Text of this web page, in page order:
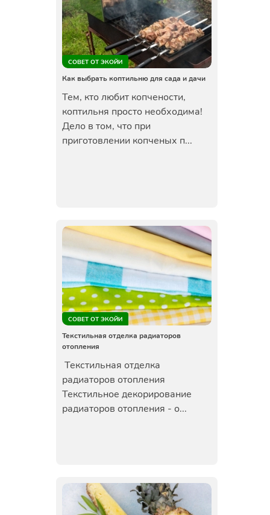
СОВЕТ ОТ ЭКОЙИ
Как выбрать коптильню для сада и дачи
Тем, кто любит копчености,
коптильня просто необходима!
Дело в том, что при
приготовлении копченых п...
СОВЕТ ОТ ЭКОЙИ
Текстильная отделка радиаторов
отопления
Текстильная отделка
радиаторов отопления
Текстильное декорирование
радиаторов отопления - о...